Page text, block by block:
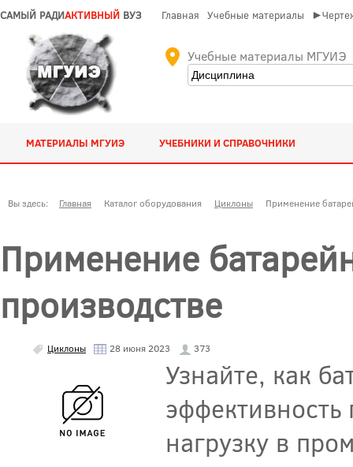
САМЫЙ РАДИАКТИВНЫЙ ВУЗ Главная Учебные материалы
Учебные материалы МГУИЭ
МАТЕРИАЛЫ МГУИЭ УЧЕБНИКИ И СПРАВОЧНИКИ
Вы здесь: Главная Каталог оборудования Циклоны Применение
Применение
производстве
Циклоны 28 июня 2023 373
Узнайте, как
эффективность
нагрузку в